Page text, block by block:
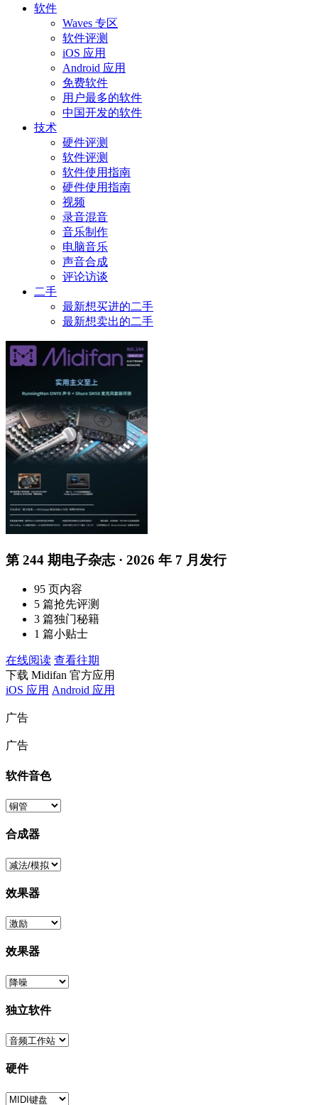
软件
Waves 专区
软件评测
iOS 应用
Android 应用
免费软件
用户最多的软件
中国开发的软件
技术
硬件评测
软件评测
软件使用指南
硬件使用指南
视频
录音混音
音乐制作
电脑音乐
声音合成
评论访谈
二手
最新想买进的二手
最新想卖出的二手
第 244 期电子杂志 · 2026 年 7 月发行
95 页内容
5 篇抢先评测
3 篇独门秘籍
1 篇小贴士
在线阅读 查看往期
下载 Midifan 官方应用
iOS 应用 Android 应用
广告
广告
软件音色
合成器
效果器
效果器
独立软件
硬件